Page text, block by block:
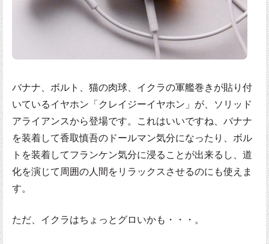
バナナ、ボルト、猫の肉球、イクラの軍艦巻きが貼り付
いているイヤホン「クレイジーイヤホン」が、ソリッド
アライアンスから登場です。これはいいですね、バナナ
を装着して香取慎吾のドールマン気分になったり、ボル
トを装着してフランケン気分に浸ることが出来るし、道
化を演じて周囲の人間をリラックスさせるのにも使えま
す。
ただ、イクラはちょっとグロいかも・・・。